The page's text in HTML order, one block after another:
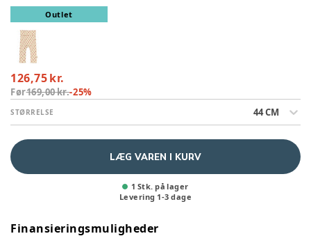
Outlet
126,75 kr.
Før169,00 kr.-25%
STØRRELSE 44 CM
LÆG VAREN I KURV
1 Stk. på lager
Levering 1-3 dage
Finansieringsmuligheder